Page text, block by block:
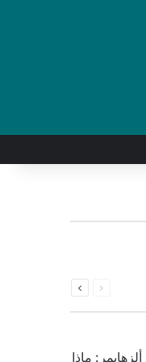
الصفحةالصفحة
ماذا